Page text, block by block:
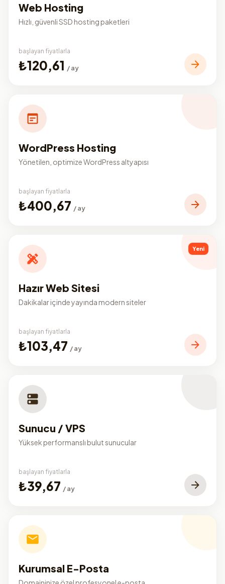
Web Hosting
Hızlı, güvenli SSD hosting paketleri
başlayan fiyatlarla
₺120,61 / ay
WordPress Hosting
Yönetilen, optimize WordPress altyapısı
başlayan fiyatlarla
₺400,67 / ay
Yeni
Hazır Web Sitesi
Dakikalar içinde yayında modern siteler
başlayan fiyatlarla
₺103,47 / ay
Sunucu / VPS
Yüksek performanslı bulut sunucular
başlayan fiyatlarla
₺39,67 / ay
Kurumsal E-Posta